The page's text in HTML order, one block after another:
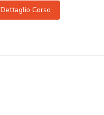
Dettaglio Corso